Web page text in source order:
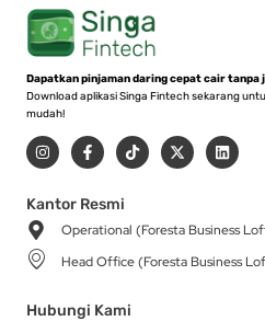
Dapatkan pinjaman daring cepat cair
Download aplikasi Singa Fintech sekarang
mudah!
I
n
s
a
g
r
a
m
F
a
c
b
o
-
T
i
k
X
-
t
t
r
L
i
n
i
Kantor Resmi
Operational (Foresta Business
Head Office (Foresta Business
Hubungi Kami